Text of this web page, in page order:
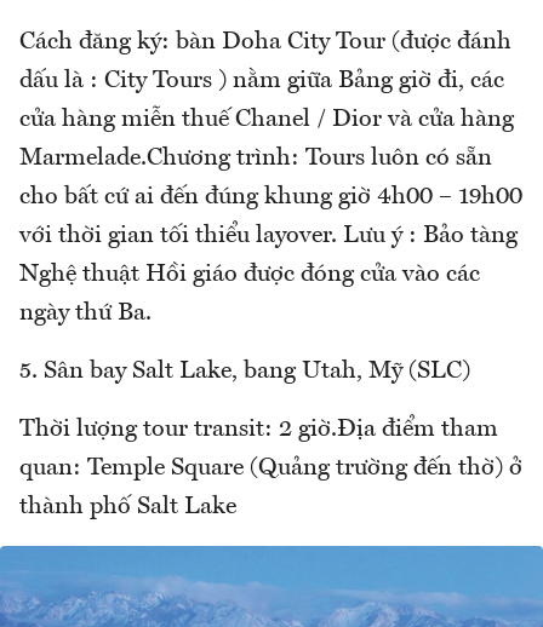
Cách đăng ký: bàn Doha City Tour (được đánh
dấu là : City Tours ) nằm giữa Bảng giờ đi, các
cửa hàng miễn thuế Chanel / Dior và cửa hàng
Marmelade.Chương trình: Tours luôn có sẵn
cho bất cứ ai đến đúng khung giờ 4h00 – 19h00
với thời gian tối thiểu layover. Lưu ý : Bảo tàng
Nghệ thuật Hồi giáo được đóng cửa vào các
ngày thứ Ba.
5. Sân bay Salt Lake, bang Utah, Mỹ (SLC)
Thời lượng tour transit: 2 giờ.Địa điểm tham
quan: Temple Square (Quảng trường đến thờ) ở
thành phố Salt Lake